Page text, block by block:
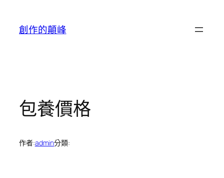
創作的顛峰
包養價格
作者:admin分類: